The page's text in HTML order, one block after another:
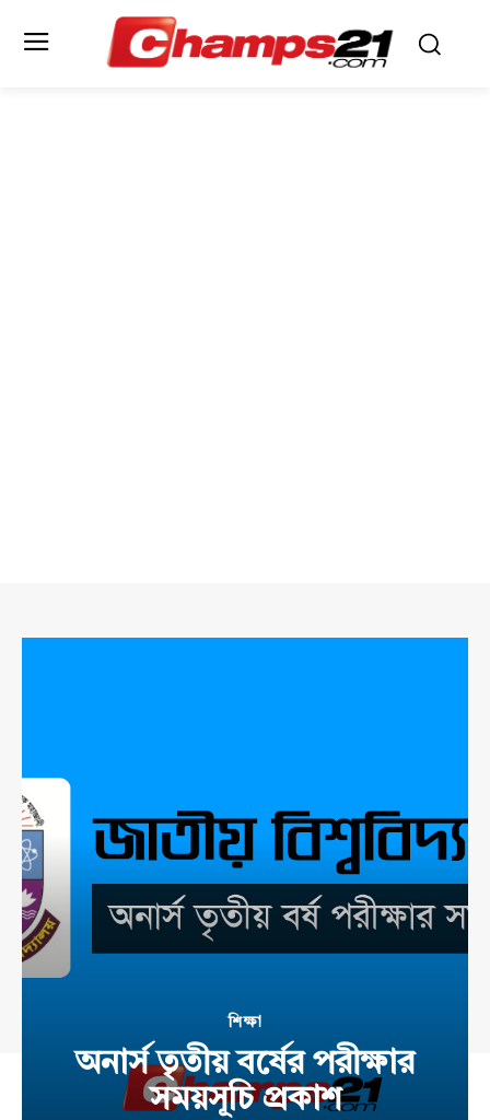
শিক্ষা
অনার্স তৃতীয় বর্ষের পরীক্ষার
সময়সূচি প্রকাশ